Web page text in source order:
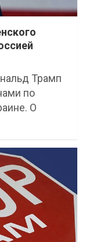
Трамп
по
О